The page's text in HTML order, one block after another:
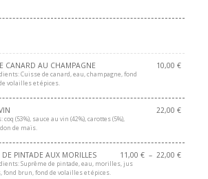
CANARD AU CHAMPAGNE 10,00€
Cuisse de canard, eau, champagne, fond
volailles et épices.
22,00€
(53%), sauce au vin (42%), carottes (5%),
de maïs.
DE PINTADE AUX MORILLES 11,00€ – 22,00€
Suprême de pintade, eau, morilles, jus
fond brun, fond de volailles et épices.